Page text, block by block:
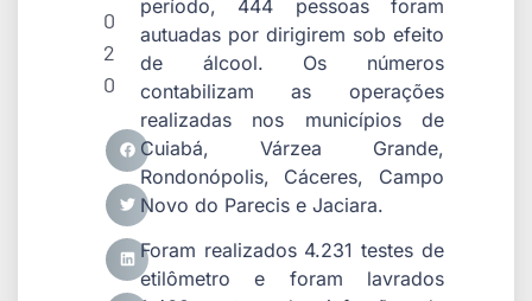
0
2
0
período, 444 pessoas foram
autuadas por dirigirem sob efeito
de álcool. Os números
contabilizam as operações
realizadas nos municípios de
Cuiabá, Várzea Grande,
Rondonópolis, Cáceres, Campo
Novo do Parecis e Jaciara.
Foram realizados 4.231 testes de
etilômetro e foram lavrados